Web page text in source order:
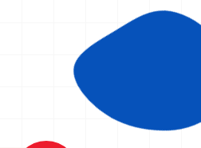
、探究学習で表